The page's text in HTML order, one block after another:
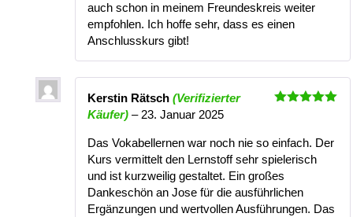
auch schon in meinem Freundeskreis weiter
empfohlen. Ich hoffe sehr, dass es einen
Anschlusskurs gibt!
5
Kerstin Rätsch (Verifizierter
Käufer) – 23. Januar 2025
Das Vokabellernen war noch nie so einfach. Der
Kurs vermittelt den Lernstoff sehr spielerisch
und ist kurzweilig gestaltet. Ein großes
Dankeschön an Jose für die ausführlichen
Ergänzungen und wertvollen Ausführungen. Das